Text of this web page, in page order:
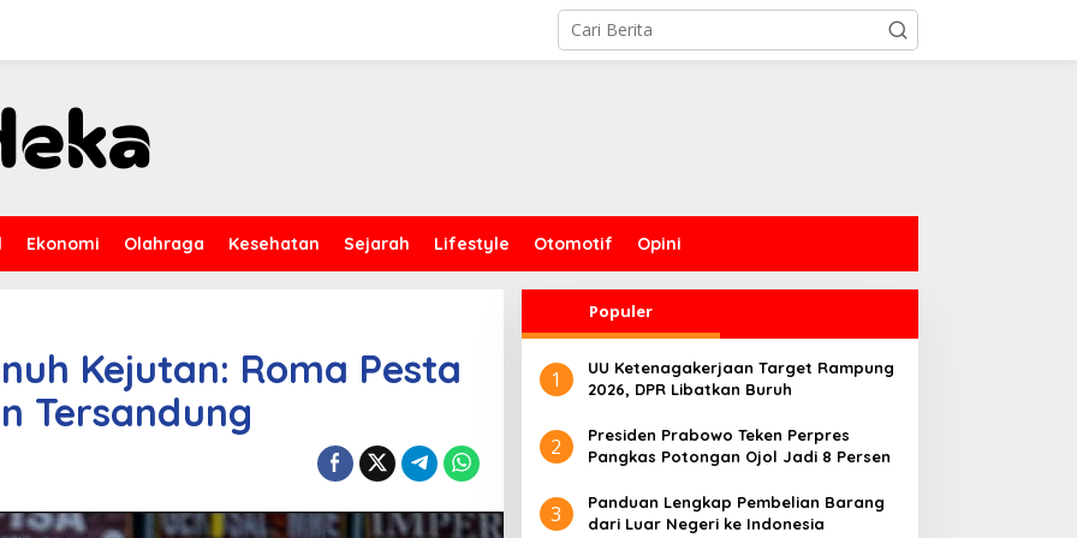
Ekonomi Olahraga Kesehatan Sejarah Lifestyle Otomotif Opini
Kejutan: Roma Pesta
Tersandung
Populer
1
UU Ketenagakerjaan Target Rampung
2026, DPR Libatkan Buruh
2
Presiden Prabowo Teken Perpres
Pangkas Potongan Ojol Jadi 8 Persen
3
Panduan Lengkap Pembelian Barang
dari Luar Negeri ke Indonesia